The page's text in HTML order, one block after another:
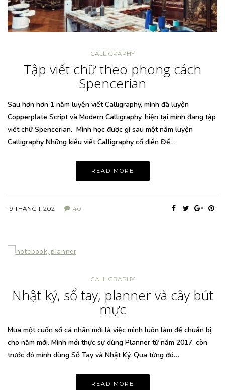
CALLIGRAPHY
Tập viết chữ theo phong cách
Spencerian
Sau hơn hơn 1 năm luyện viết Calligraphy, mình đã luyện
Copperplate Script và Modern Calligraphy, hiện tại mình đang tập
viết chữ Spencerian. Mình học được gì sau một năm luyện
Calligraphy Những kiểu viết Calligraphy cổ điển Để…
READ MORE
19 THÁNG 1, 2021 40
CALLIGRAPHY
Nhật ký, sổ tay, planner và cây bút
mực
Mua một cuốn sổ cá nhân mới là việc mình luôn làm để chuẩn bị
cho năm mới. Mình mới thực sự dùng Planner từ năm 2017, còn
trước đó mình dùng Sổ Tay và Nhật Ký. Qua từng đó…
READ MORE